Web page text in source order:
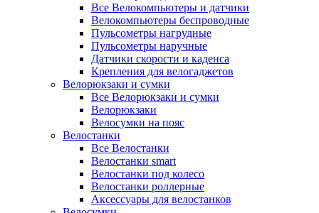
Все Велокомпьютеры и датчики
Велокомпьютеры беспроводные
Пульсометры нагрудные
Пульсометры наручные
Датчики скорости и каденса
Крепления для велогаджетов
Велорюкзаки и сумки
Все Велорюкзаки и сумки
Велорюкзаки
Велосумки на пояс
Велостанки
Все Велостанки
Велостанки smart
Велостанки под колесо
Велостанки роллерные
Аксессуары для велостанков